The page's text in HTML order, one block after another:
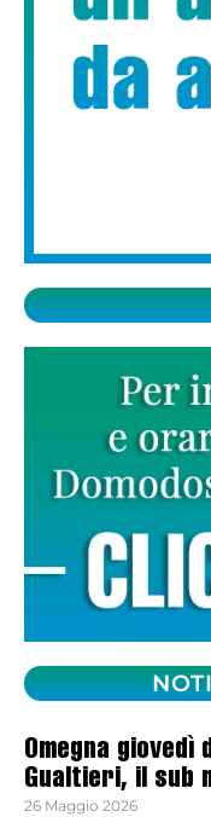
Omegna
Gualtieri, il sub
26 Maggio 2026